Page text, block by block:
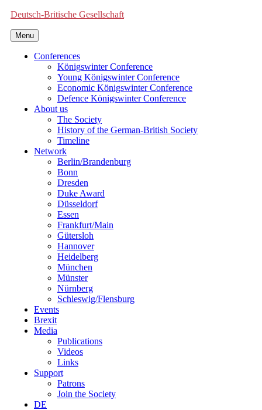
Deutsch-Britische Gesellschaft
Menu
Conferences
Königswinter Conference
Young Königswinter Conference
Economic Königswinter Conference
Defence Königswinter Conference
About us
The Society
History of the German-British Society
Timeline
Network
Berlin/Brandenburg
Bonn
Dresden
Duke Award
Düsseldorf
Essen
Frankfurt/Main
Gütersloh
Hannover
Heidelberg
München
Münster
Nürnberg
Schleswig/Flensburg
Events
Brexit
Media
Publications
Videos
Links
Support
Patrons
Join the Society
DE